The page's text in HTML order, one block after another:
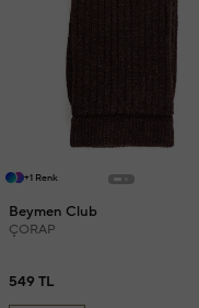
+1 Renk
Beymen Club
ÇORAP
549 TL